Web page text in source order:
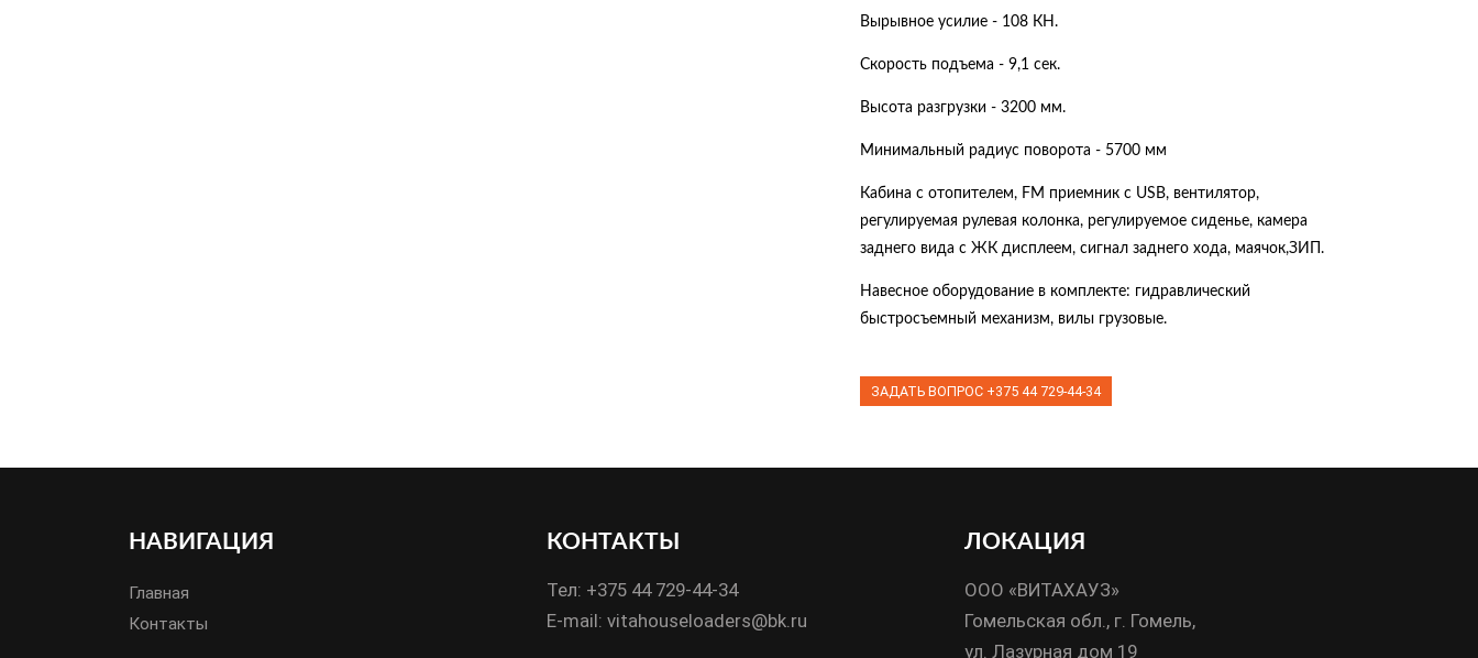
Вырывное усилие - 108 КН.
Скорость подъема - 9,1 сек.
Высота разгрузки - 3200 мм.
Минимальный радиус поворота - 5700 мм
Кабина с отопителем, FM приемник с USB, вентилятор,
регулируемая рулевая колонка, регулируемое сиденье, камера
заднего вида с ЖК дисплеем, сигнал заднего хода, маячок,ЗИП.
Навесное оборудование в комплекте: гидравлический
быстросъемный механизм, вилы грузовые.
ЗАДАТЬ ВОПРОС +375 44 729-44-34
НАВИГАЦИЯ
Главная
Контакты
КОНТАКТЫ
Тел: +375 44 729-44-34
E-mail: vitahouseloaders@bk.ru
ЛОКАЦИЯ
ООО «ВИТАХАУЗ»
Гомельская обл., г. Гомель,
ул. Лазурная дом 19